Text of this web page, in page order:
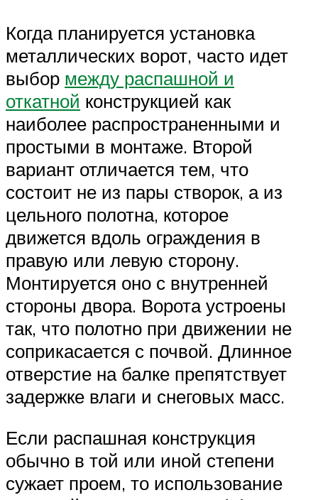
Когда планируется установка
металлических ворот, часто идет
выбор между распашной и
откатной конструкцией как
наиболее распространенными и
простыми в монтаже. Второй
вариант отличается тем, что
состоит не из пары створок, а из
цельного полотна, которое
движется вдоль ограждения в
правую или левую сторону.
Монтируется оно с внутренней
стороны двора. Ворота устроены
так, что полотно при движении не
соприкасается с почвой. Длинное
отверстие на балке препятствует
задержке влаги и снеговых масс.
Если распашная конструкция
обычно в той или иной степени
сужает проем, то использование